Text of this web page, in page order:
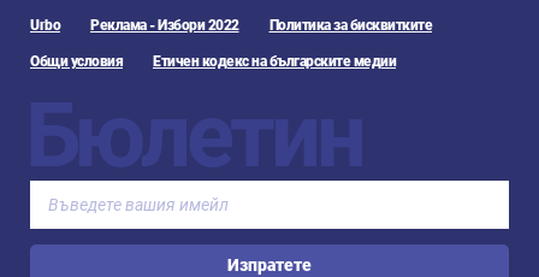
Urbo Реклама - Избори 2022 Политика за бисквитките
Общи условия Етичен кодекс на българските медии
Бюлетин
Изпратете